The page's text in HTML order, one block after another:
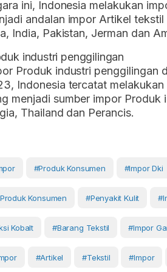
ini, Indonesia melakukan
andalan impor Artikel
India, Pakistan, Jerman dan
industri penggilingan
Produk industri penggilingan
Indonesia tercatat
menjadi sumber impor Produk
Thailand dan Perancis.
#produk Konsumen #impor Dki
Konsumen #penyakit Kulit
Kobalt #barang Tekstil #impor
#artikel #Tekstil #Impor